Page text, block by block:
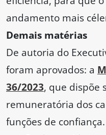
andamento mais
Demais matérias
De autoria do
foram aprovados: a
36/2023, que dispõe
remuneratória dos
funções de